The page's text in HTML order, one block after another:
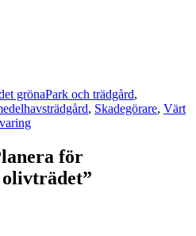
grönaKategorier
Park och trädgård,
, Skadegörare, Värt
för